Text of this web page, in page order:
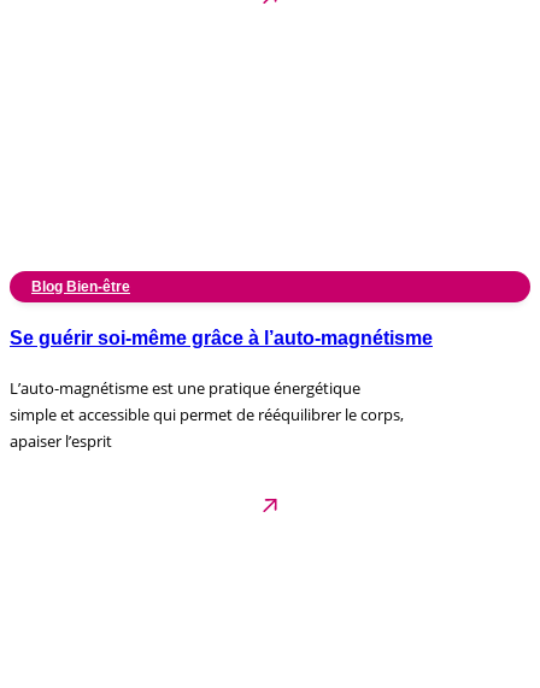
Blog Bien-être
Se guérir soi-même grâce à l’auto-magnétisme
L’auto-magnétisme est une pratique énergétique
simple et accessible qui permet de rééquilibrer le corps,
apaiser l’esprit